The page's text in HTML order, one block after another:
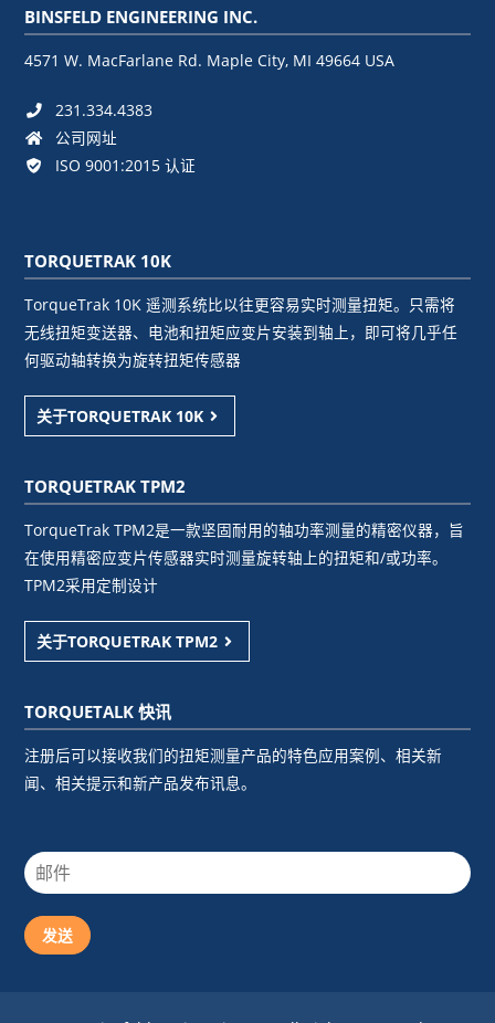
BINSFELD ENGINEERING INC.
4571 W. MacFarlane Rd. Maple City, MI 49664 USA
231.334.4383
公司网址
ISO 9001:2015 认证
TORQUETRAK 10K
TorqueTrak 10K 遥测系统比以往更容易实时测量扭矩。只需将
无线扭矩变送器、电池和扭矩应变片安装到轴上，即可将几乎任
何驱动轴转换为旋转扭矩传感器
关于TORQUETRAK 10K
TORQUETRAK TPM2
TorqueTrak TPM2是一款坚固耐用的轴功率测量的精密仪器，旨
在使用精密应变片传感器实时测量旋转轴上的扭矩和/或功率。
TPM2采用定制设计
关于TORQUETRAK TPM2
TORQUETALK 快讯
注册后可以接收我们的扭矩测量产品的特色应用案例、相关新
闻、相关提示和新产品发布讯息。
发送